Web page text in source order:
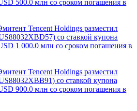
500.0 млн со сроком погашения в
Tencent Holdings разместил
со ставкой купона
1 000.0 млн со сроком погашения в
Tencent Holdings разместил
со ставкой купона
900.0 млн со сроком погашения в